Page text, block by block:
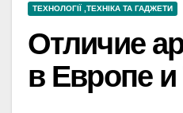
ТЕХНОЛОГІЇ ,ТЕХНІКА ТА ГАДЖЕТИ
Отличие
в Европе